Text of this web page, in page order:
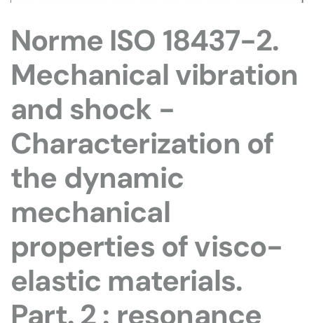
Norme ISO 18437-2.
Mechanical vibration
and shock -
Characterization of
the dynamic
mechanical
properties of visco-
elastic materials.
Part. 2 : resonance